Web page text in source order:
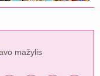
mažylis